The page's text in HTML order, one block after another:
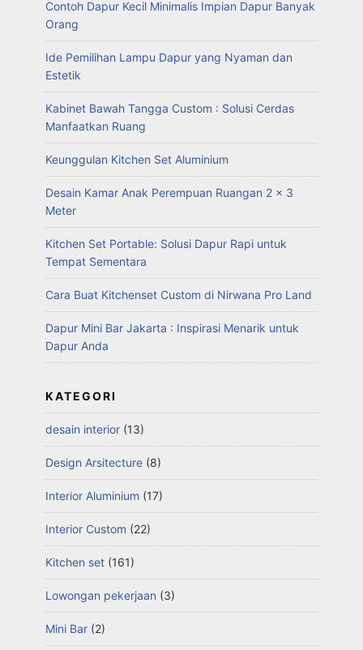
Contoh Dapur Kecil Minimalis Impian Dapur Banyak
Orang
Ide Pemilihan Lampu Dapur yang Nyaman dan
Estetik
Kabinet Bawah Tangga Custom : Solusi Cerdas
Manfaatkan Ruang
Keunggulan Kitchen Set Aluminium
Desain Kamar Anak Perempuan Ruangan 2 x 3
Meter
Kitchen Set Portable: Solusi Dapur Rapi untuk
Tempat Sementara
Cara Buat Kitchenset Custom di Nirwana Pro Land
Dapur Mini Bar Jakarta : Inspirasi Menarik untuk
Dapur Anda
KATEGORI
desain interior (13)
Design Arsitecture (8)
Interior Aluminium (17)
Interior Custom (22)
Kitchen set (161)
Lowongan pekerjaan (3)
Mini Bar (2)